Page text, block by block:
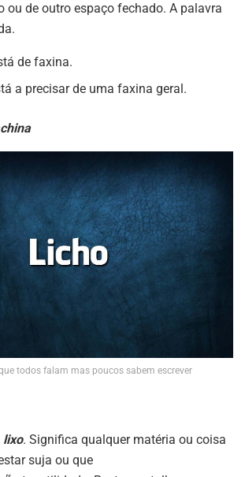
ou de outro espaço fechado. A palavra
de faxina.
a precisar de uma faxina geral.
todos falam mas poucos sabem escrever
lixo. Significa qualquer matéria ou coisa
suja ou que